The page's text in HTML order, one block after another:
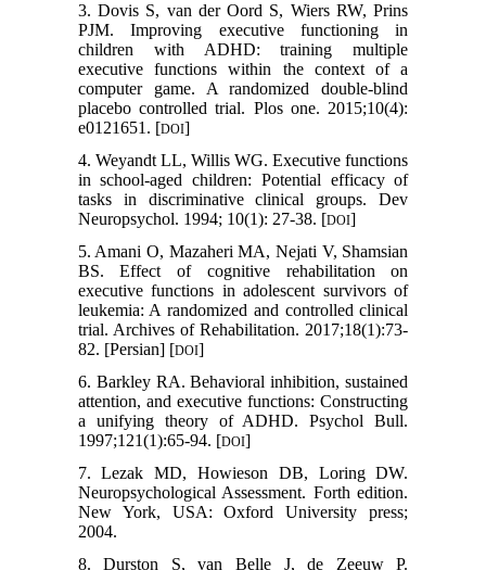
3. Dovis S, van der Oord S, Wiers RW, Prins
PJM. Improving executive functioning in
children with ADHD: training multiple
executive functions within the context of a
computer game. A randomized double-blind
placebo controlled trial. Plos one. 2015;10(4):
e0121651. [DOI]
4. Weyandt LL, Willis WG. Executive functions
in school-aged children: Potential efficacy of
tasks in discriminative clinical groups. Dev
Neuropsychol. 1994; 10(1): 27-38. [DOI]
5. Amani O, Mazaheri MA, Nejati V, Shamsian
BS. Effect of cognitive rehabilitation on
executive functions in adolescent survivors of
leukemia: A randomized and controlled clinical
trial. Archives of Rehabilitation. 2017;18(1):73-
82. [Persian] [DOI]
6. Barkley RA. Behavioral inhibition, sustained
attention, and executive functions: Constructing
a unifying theory of ADHD. Psychol Bull.
1997;121(1):65-94. [DOI]
7. Lezak MD, Howieson DB, Loring DW.
Neuropsychological Assessment. Forth edition.
New York, USA: Oxford University press;
2004.
8. Durston S, van Belle J, de Zeeuw P.